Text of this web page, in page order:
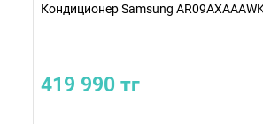
Кондиционер Samsung
419 990 тг